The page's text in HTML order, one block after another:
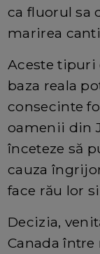
ca fluorul sa
marirea
Aceste tipuri
baza reala
consecinte
oamenii din
înceteze să
cauza
face rău lor
Decizia,
Canada